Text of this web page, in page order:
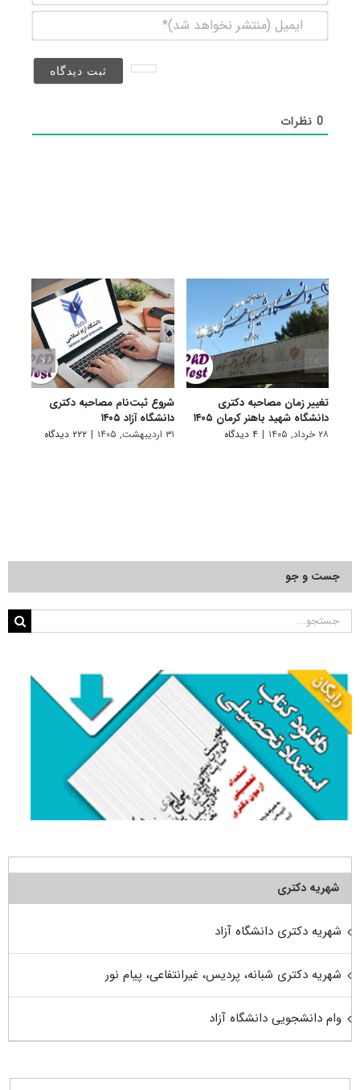
(منتشر
0نظرات
تغییر زمان مصاحبه دکتری
دانشگاه شهید باهنر کرمان ۱۴۰۵
۲۸ خرداد, ۱۴۰۵ | ۴ دیدگاه
شروع ثبت‌نام مصاحبه دکتری
دانشگاه آزاد ۱۴۰۵
۳۱ اردیبهشت, ۱۴۰۵ | ۲۲۲ دیدگاه
جست و جو
جستجو
شهریه دکتری
شهریه دکتری دانشگاه آزاد
شهریه دکتری شبانه، پردیس، غیرانتفاعی، پیام نور
وام دانشجویی دانشگاه آزاد